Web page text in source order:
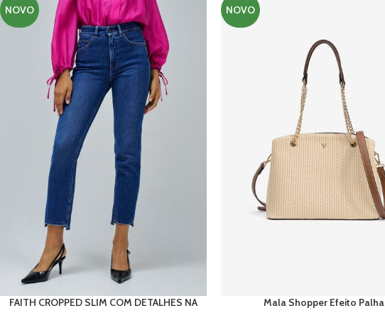
NOVO
FAITH CROPPED SLIM COM DETALHES NA
NOVO
Mala Shopper Efeito Palha